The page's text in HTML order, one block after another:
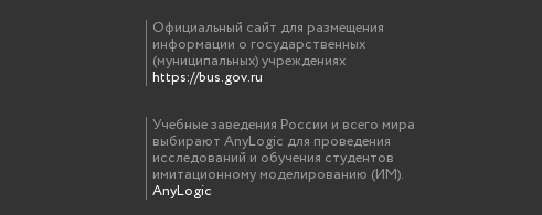
Официальный сайт для размещения
информации о государственных
(муниципальных) учреждениях
https://bus.gov.ru
Учебные заведения России и всего мира
выбирают AnyLogic для проведения
исследований и обучения студентов
имитационному моделированию (ИМ).
AnyLogic